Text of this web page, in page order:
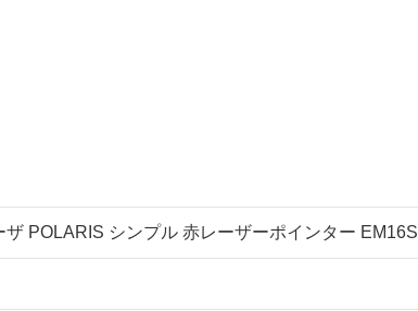
ザ POLARIS シンプル 赤レーザーポインター EM16S